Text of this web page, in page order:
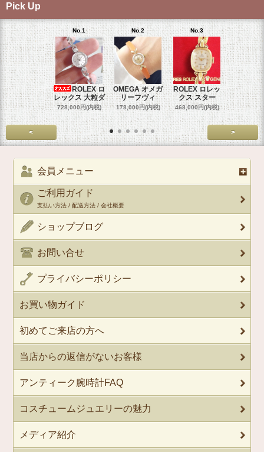
Pick Up
No.1
ROLEX ロ
レックス 大粒ダ
728,000円(内税)
No.2
OMEGA オメガ
リーフヴィ
178,000円(内税)
No.3
ROLEX ロレッ
クス スター
468,000円(内税)
No.4
ROLEX
クス
458,000円
< >
会員メニュー
ご利用ガイド
支払い方法 / 配送方法 / 会社概要
ショップブログ
お問い合せ
プライバシーポリシー
お買い物ガイド
初めてご来店の方へ
当店からの返信がないお客様
アンティーク腕時計FAQ
コスチュームジュエリーの魅力
メディア紹介